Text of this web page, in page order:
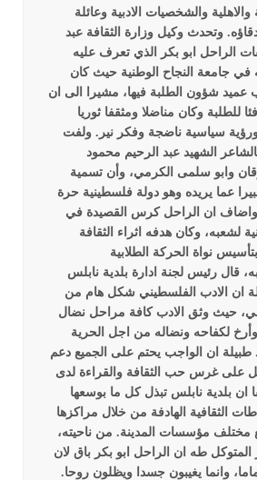
والشخصيات الادبية وعائلة
وتحدث وكيل وزارة الثقافة عبد
الراحل ابو بكر الذي تعرف عليه
جامعة النجاح الوطنية حيث كان
شؤون الطلبة فيها، مشيرا الى ان
للطلبة وكان مناضلا ومثقفا ثوريا
سياسية ناضجة وفكر نير. ولفت
الشهيد عبد الرحيم محمود
وابو سلمى الكرمي، وأن تسمية
عما يريده وهو دولة فلسطينية حرة
واضاف ان الراحل كرس القصيدة في
لشعبه، وكان هدفه اثراء الثقافة
نواة الحركة الطلابية
قال رئيس لجنة ادارة بلدية نابلس
ان الادب الفلسطيني شكل هام من
حيث وثق الادب كافة مراحل نضال
لكفاحه ونضاله من اجل الحرية
طبيلة ان الواجب يحتم على الجميع دعم
على غرس حب الثقافة والقراءة لدى
ان بلدية نابلس تبذل كل ما بوسعها
الثقافية الهادفة من خلال مراكزها
مع مختلف مؤسسات المدينة. من ناحيته،
طه ان الراحل ابو بكر باق لان
وانما يغيبون جسدا ويظلون روحا.